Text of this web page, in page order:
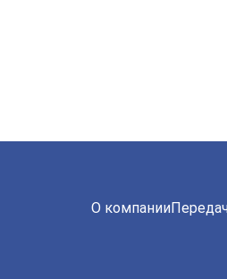
О компании